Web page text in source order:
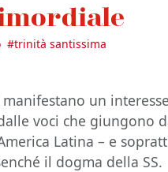
#trinità santissima
un interesse
voci che giungono
Latina – e
il dogma della SS.